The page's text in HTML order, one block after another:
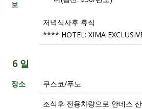
보
저녁식사후 휴식
**** HOTEL: XIMA
6 일
장소 쿠스코/푸노
조식후 전용차량으로 안데스